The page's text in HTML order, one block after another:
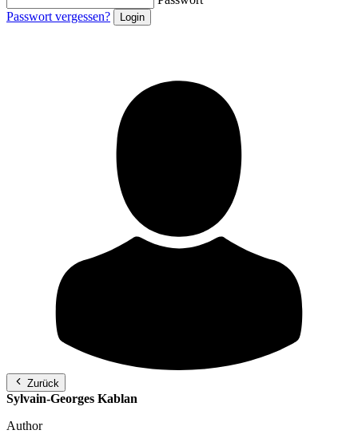
Passwort vergessen?
Zurück
Sylvain-Georges Kablan
Author